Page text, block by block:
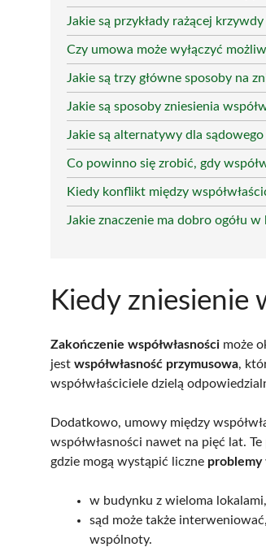
Jakie są przykłady rażącej
Czy umowa może wyłączyć
Jakie są trzy główne sposoby na
Jakie są sposoby zniesienia
Jakie są alternatywy dla
Co powinno się zrobić, gdy
Kiedy konflikt między
Jakie znaczenie ma dobro ogółu
Kiedy zniesienie
Zakończenie współwłasności może
jest współwłasność przymusowa,
współwłaściciele dzielą
Dodatkowo, umowy między
współwłasności nawet na pięć lat.
gdzie mogą wystąpić liczne problemy
w budynku z wieloma
sąd może także
wspólnoty.